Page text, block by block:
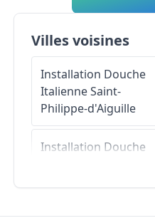
Villes voisines
Installation Douche
ItalienneSaint-
Philippe-d'Aiguille
Installation Douche
ItalienneSaint-